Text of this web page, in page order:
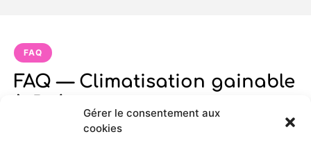
Gérer le consentement aux
cookies
FAQ
FAQ — Climatisation gainable
à Brécey